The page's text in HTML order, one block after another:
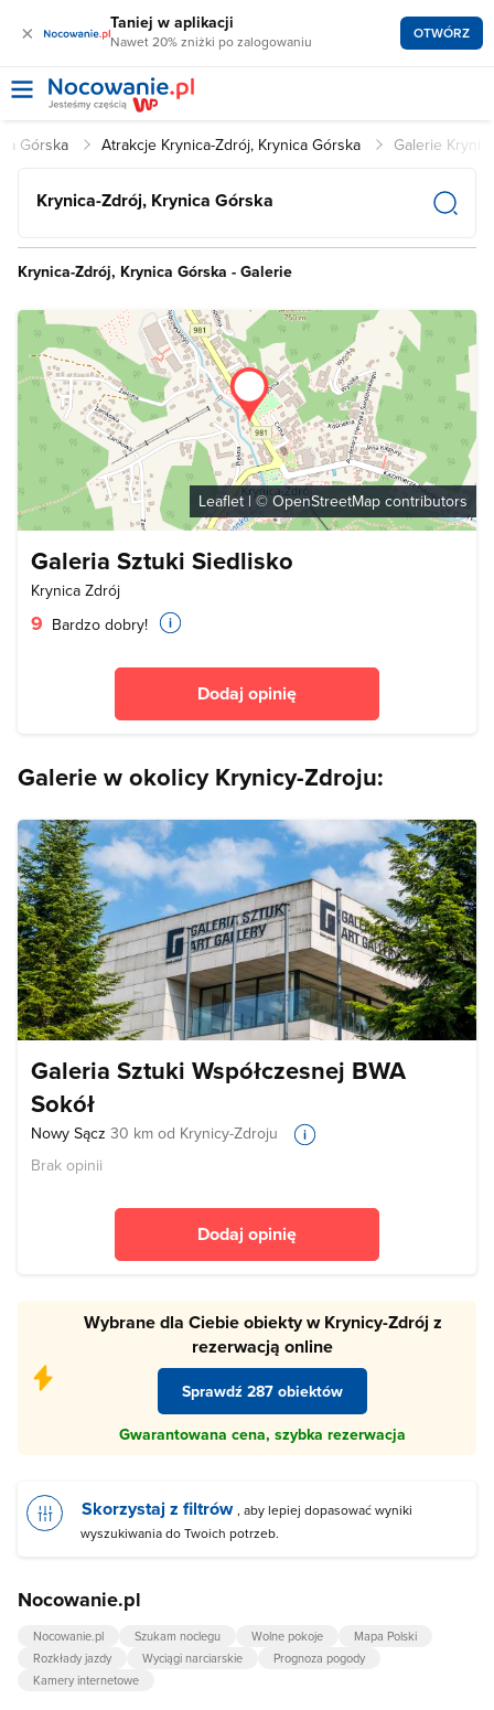
× Taniej w aplikacji
Nawet 20% zniżki po zalogowaniu OTWÓRZ
Górska Atrakcje Krynica-Zdrój, Krynica Górska Galerie
Krynica-Zdrój, Krynica Górska
Krynica-Zdrój, Krynica Górska - Galerie
Leaflet| ©OpenStreetMap contributors
Galeria Sztuki Siedlisko
Krynica Zdrój
9 Bardzo dobry!
Dodaj opinię
Galerie w okolicy Krynicy-Zdroju:
Galeria Sztuki Współczesnej BWA
Sokół
Nowy Sącz 30 km od Krynicy-Zdroju
Brak opinii
Dodaj opinię
Wybrane dla Ciebie obiekty w Krynicy-Zdrój z
rezerwacją online
Sprawdź 287 obiektów
Gwarantowana cena, szybka rezerwacja
Skorzystaj z filtrów , aby lepiej dopasować wyniki
wyszukiwania do Twoich potrzeb.
Nocowanie.pl
Nocowanie.pl Szukam noclegu Wolne pokoje
Mapa Polski
Rozkłady jazdy
Wyciągi narciarskie
Prognoza pogody
Kamery internetowe